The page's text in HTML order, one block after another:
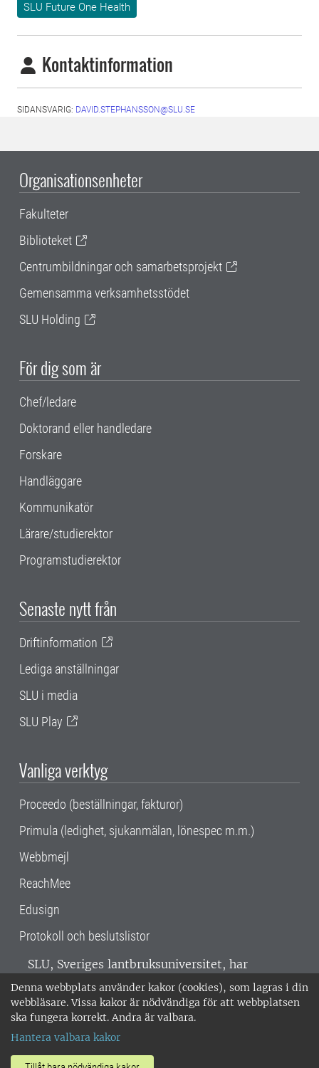
Denna webbplats använder kakor (cookies), som lagras i din
webbläsare. Vissa kakor är nödvändiga för att webbplatsen
ska fungera korrekt. Andra är valbara.
Hantera valbara kakor
SLU Future One Health
Kontaktinformation
SIDANSVARIG: DAVID.STEPHANSSON@SLU.SE
Organisationsenheter
Fakulteter
Biblioteket
Centrumbildningar och samarbetsprojekt
Gemensamma verksamhetsstödet
SLU Holding
För dig som är
Chef/ledare
Doktorand eller handledare
Forskare
Handläggare
Kommunikatör
Lärare/studierektor
Programstudierektor
Senaste nytt från
Driftinformation
Lediga anställningar
SLU i media
SLU Play
Vanliga verktyg
Proceedo (beställningar, fakturor)
Primula (ledighet, sjukanmälan, lönespec m.m.)
Webbmejl
ReachMee
Edusign
Protokoll och beslutslistor
SLU, Sveriges lantbruksuniversitet, har
verksamhet över hela Sverige. Huvudorter är
Alnarp, Uppsala och Umeå.SLU är
miljöcertifierat enligt ISO 14001. •
018-67 10 00 • Org nr: 202100-2817 •